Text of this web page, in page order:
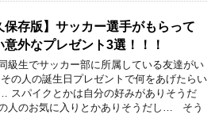
保存版】サッカー選手がもらって
意外なプレゼント3選！！！
級生でサッカー部に所属している友達がい
の人の誕生日プレゼントで何をあげたらい
スパイクとかは自分の好みがありそうだ
人のお気に入りとかありそうだし… そう